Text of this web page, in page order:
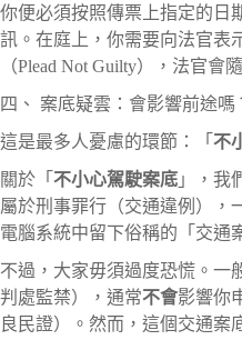
你便必須按照傳票上指定的日
訊。在庭上，你需要向法官表
（Plead Not Guilty），法官會
四、 案底疑雲：會影響前途嗎
這是最多人憂慮的環節：「 不
關於「 不小心駕駛案底 」，我
屬於刑事罪行（交通違例），
電腦系統中留下俗稱的「交通
不過，大家毋須過度恐慌。一
判處監禁），通常不會影響你
良民證）。然而，這個交通案